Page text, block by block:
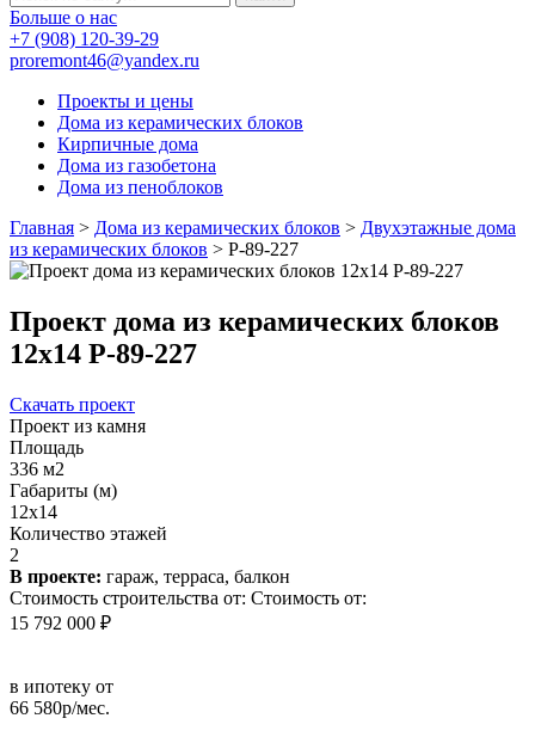
Больше о нас
+7 (908) 120-39-29
proremont46@yandex.ru
Проекты и цены
Дома из керамических блоков
Кирпичные дома
Дома из газобетона
Дома из пеноблоков
Главная > Дома из керамических блоков > Двухэтажные дома
из керамических блоков > Р-89-227
Проект дома из керамических блоков
12x14 Р-89-227
Скачать проект
Проект из камня
Площадь
336 м2
Габариты (м)
12x14
Количество этажей
2
В проекте: гараж, терраса, балкон
Стоимость строительства от: Стоимость от:
15 792 000 ₽
в ипотеку от
66 580р/мес.